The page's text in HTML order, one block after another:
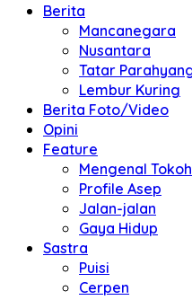
Berita
Mancanegara
Nusantara
Tatar
Lembur Kuring
Berita Foto/Video
Opini
Feature
Mengenal
Profile Asep
Jalan-jalan
Gaya Hidup
Sastra
Puisi
Cerpen